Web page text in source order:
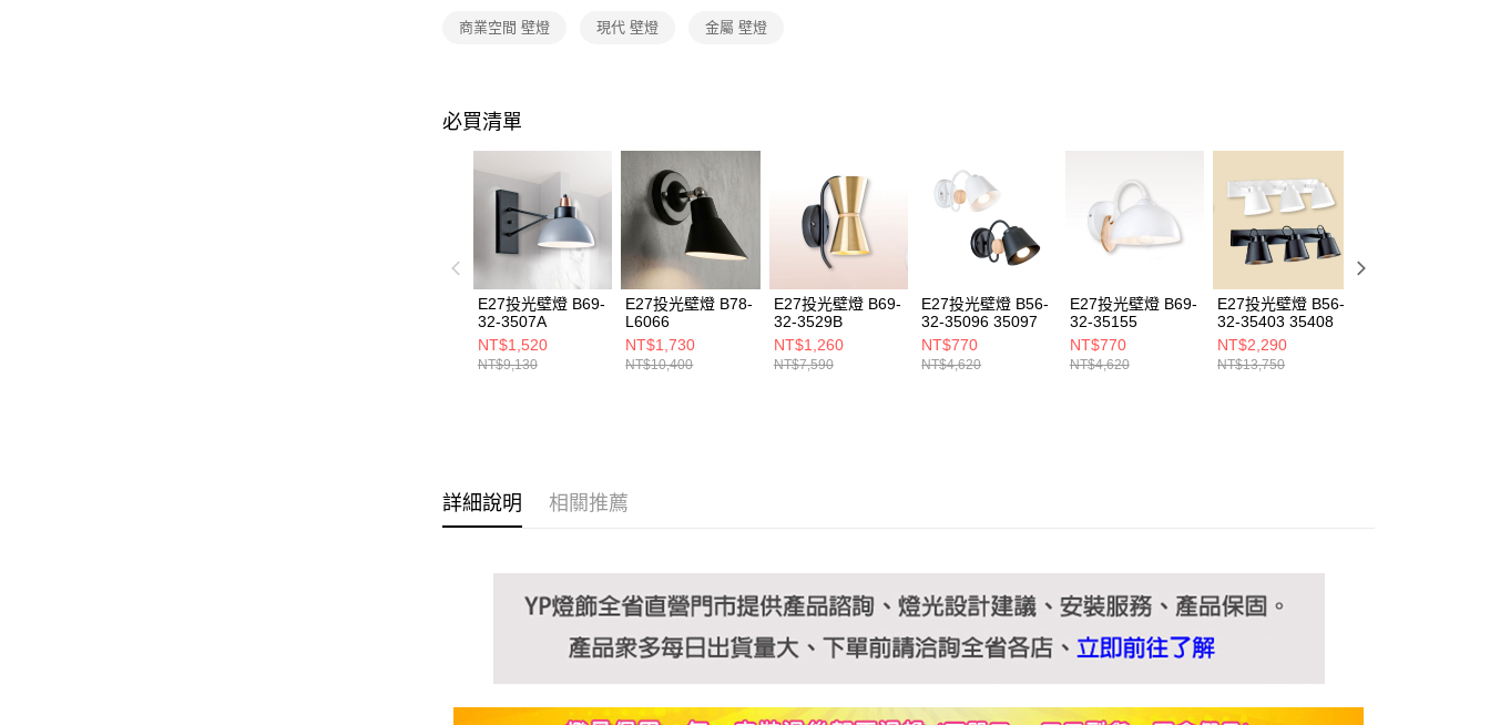
２．關於個人資料處理事宜，請瀏覽以下網址：
https://aftee.tw/terms/#terms3
３．未成年的使用者請事先徵得法定代理人或監護人之同意方可使用
「AFTEE先享後付」，若未經同意申辦者引起之損失，本公司不負相關責
即時審查核予不同之上限額度；若仍有額度不足之情形，本公司將視審查
結果請求用戶進行身份認證。
５．嚴禁一人註冊多個帳號或使用他人資訊註冊。若發現惡意使用之情
形，恩沛科技股份有限公司將有權停止該用戶之使用額度並採取法律行
商業空間 壁燈 現代 壁燈 金屬 壁燈
必買清單
E27投光壁燈 B69-
32-3507A
NT$1,520
NT$9,130
E27投光壁燈 B78-
L6066
NT$1,730
NT$10,400
E27投光壁燈 B69-
32-3529B
NT$1,260
NT$7,590
E27投光壁燈 B56-
32-35096 35097
NT$770
NT$4,620
E27投光壁燈 B69-
32-35155
NT$770
NT$4,620
E27投光壁燈 B56-
32-35403 35408
NT$2,290
NT$13,750
詳細說明 相關推薦